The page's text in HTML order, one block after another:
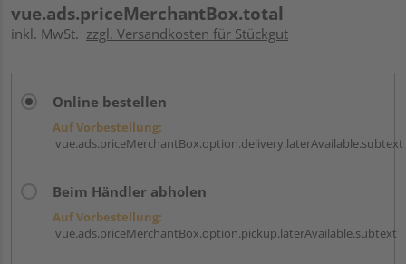
vue.ads.priceMerchantBox.total
inkl. MwSt. zzgl. Versandkosten für Stückgut
Online bestellen
Auf Vorbestellung:
vue.ads.priceMerchantBox.option.delivery.laterAvailable.subtext
Beim Händler abholen
Auf Vorbestellung:
vue.ads.priceMerchantBox.option.pickup.laterAvailable.subtext